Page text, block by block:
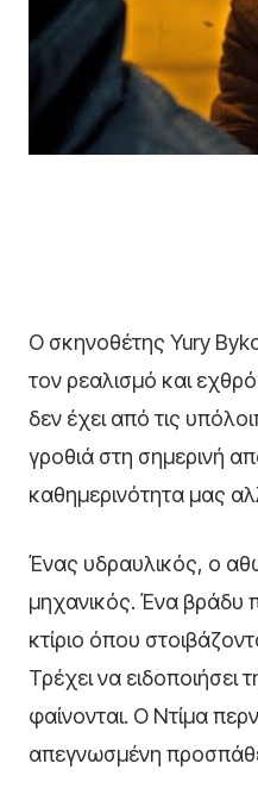
Ο σκηνοθέτης Yury
τον ρεαλισμό και
δεν έχει από τις
γροθιά στη σημερινή
καθημερινότητα μας
Ένας υδραυλικός, ο
μηχανικός. Ένα βράδυ
κτίριο όπου
Τρέχει να ειδοποιήσει
φαίνονται. Ο Ντίμα
απεγνωσμένη